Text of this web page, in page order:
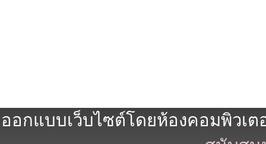
ออกแบบเว็บไซต์โดยห้องคอมพิวเ